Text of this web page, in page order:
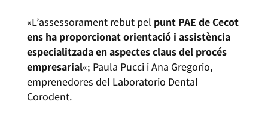
«L’assessorament rebut pel punt PAE de Cecot
ens ha proporcionat orientació i assistència
especialitzada en aspectes claus del procés
empresarial«; Paula Pucci i Ana Gregorio,
emprenedores del Laboratorio Dental
Corodent.